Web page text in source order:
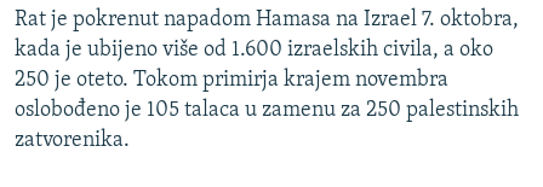
Rat je pokrenut napadom Hamasa na Izrael 7. oktobra,
kada je ubijeno više od 1.600 izraelskih civila, a oko
250 je oteto. Tokom primirja krajem novembra
oslobođeno je 105 talaca u zamenu za 250 palestinskih
zatvorenika.